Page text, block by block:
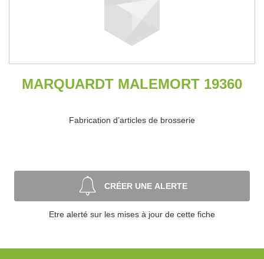
MARQUARDT MALEMORT 19360
Fabrication d’articles de brosserie
CRÉER UNE ALERTE
Etre alerté sur les mises à jour de cette fiche